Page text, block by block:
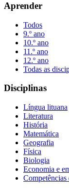
Aprender
Todos
9.º ano
10.º ano
11.º ano
12.º ano
Todas as
Disciplinas
Língua lituana
Literatura
História
Matemática
Geografia
Física
Biologia
Economia e
Competências